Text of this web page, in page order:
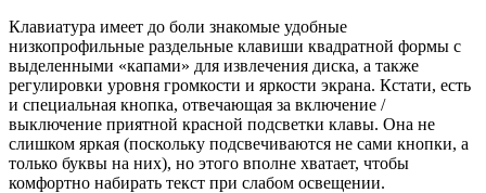
Клавиатура имеет до боли знакомые удобные
низкопрофильные раздельные клавиши квадратной формы с
выделенными «капами» для извлечения диска, а также
регулировки уровня громкости и яркости экрана. Кстати, есть
и специальная кнопка, отвечающая за включение /
выключение приятной красной подсветки клавы. Она не
слишком яркая (поскольку подсвечиваются не сами кнопки, а
только буквы на них), но этого вполне хватает, чтобы
комфортно набирать текст при слабом освещении.